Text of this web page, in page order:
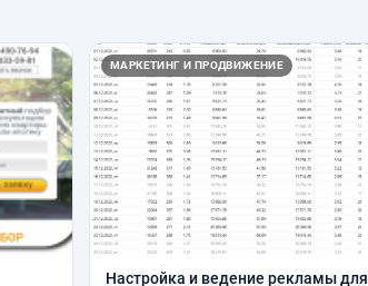
МАРКЕТИНГ И ПРОДВИЖЕНИЕ
Настройка и ведение рекламы для